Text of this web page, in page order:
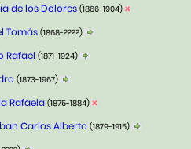
de los Dolores (1866-1904)
Tomás (1868-????)
Rafael (1871-1924)
(1873-1967)
Rafaela(1875-1884)
Carlos Alberto (1879-1915)